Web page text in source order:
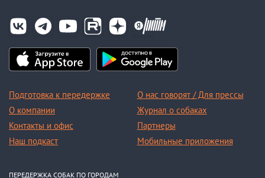
Подготовка к передержке
О компании
Контакты и офис
Наш подкаст
О нас говорят / Для прессы
Журнал о собаках
Партнеры
Мобильные приложения
ПЕРЕДЕРЖКА СОБАК ПО ГОРОДАМ